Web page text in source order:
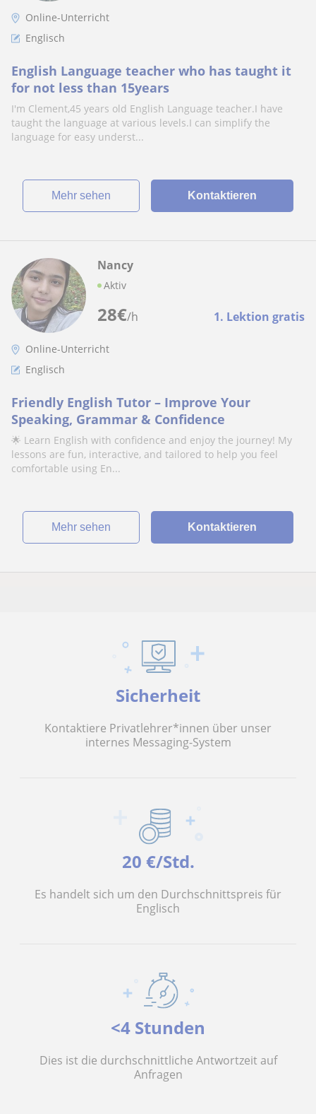
Online-Unterricht
Englisch
English Language teacher who has taught it
for not less than 15years
I'm Clement,45 years old English Language teacher.I have
taught the language at various levels.I can simplify the
language for easy underst...
Mehr sehen Kontaktieren
28€/h 1. Lektion gratis
Nancy
Aktiv
Online-Unterricht
Englisch
Friendly English Tutor – Improve Your
Speaking, Grammar & Confidence
🌟 Learn English with confidence and enjoy the journey! My
lessons are fun, interactive, and tailored to help you feel
comfortable using En...
Mehr sehen Kontaktieren
Sicherheit
Kontaktiere Privatlehrer*innen über unser
internes Messaging-System
20 €/Std.
Es handelt sich um den Durchschnittspreis für
Englisch
<4 Stunden
Dies ist die durchschnittliche Antwortzeit auf
Anfragen